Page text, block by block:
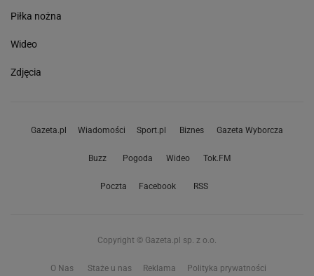
Piłka nożna
Wideo
Zdjęcia
Gazeta.pl Wiadomości Sport.pl Biznes Gazeta Wyborcza
Buzz Pogoda Wideo Tok.FM
Poczta Facebook RSS
Copyright © Gazeta.pl sp. z o.o.
O Nas Staże u nas Reklama Polityka prywatności